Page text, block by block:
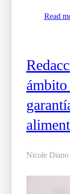
Read
Nicole Diano